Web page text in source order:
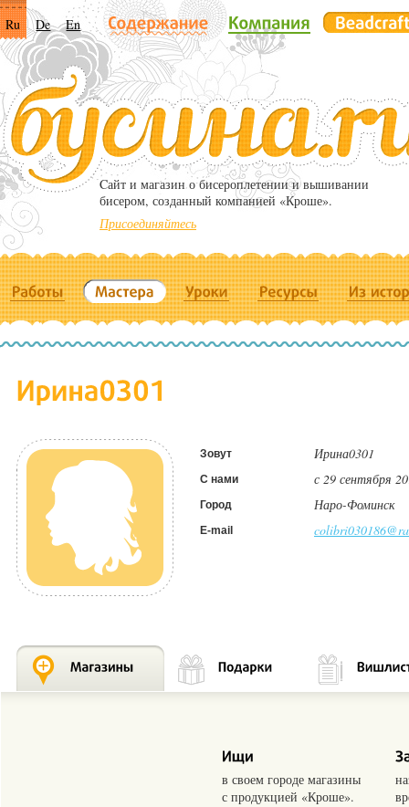
Ru De En
Cайт и магазин о бисероплетении и вышивании
бисером, созданный компанией «Кроше».
Присоединяйтесь
Зовут Ирина0301
С нами с 29 сентября
Город Наро-Фоминск
E-mail
в своем городе магазины
с продукцией «Кроше».